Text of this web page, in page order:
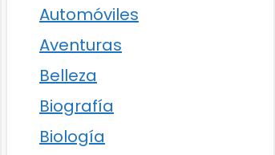
Automóviles
Aventuras
Belleza
Biografía
Biología